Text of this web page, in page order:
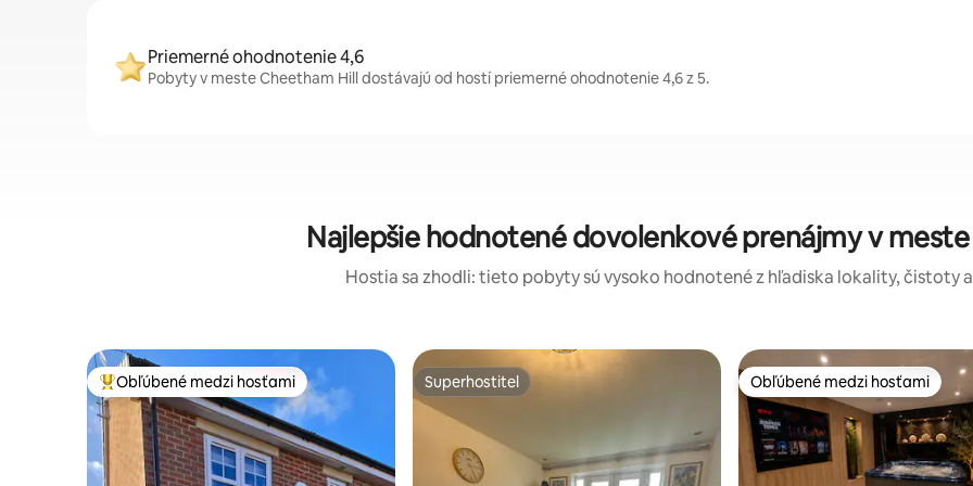
Priemerné ohodnotenie 4,6
Pobyty v meste Cheetham Hill dostávajú od hostí priemerné ohodnotenie 4,6 z 5.
Najlepšie hodnotené dovolenkové prenájmy v
Hostia sa zhodli: tieto pobyty sú vysoko hodnotené z hľadiska lokality, čistoty
Najobľúbenejšie medzi hosťami
Obľúbené medzi hosťami Superhostiteľ
Superhostiteľ Obľúbené medzi hosťami
Obľúbené medzi hosťami